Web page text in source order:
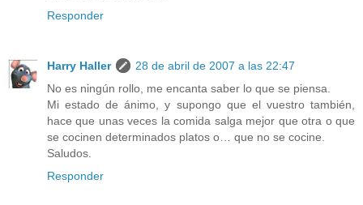
Responder
Harry Haller
28 de abril de 2007 a las 22:47
No es ningún rollo, me encanta saber lo que se piensa.
Mi estado de ánimo, y supongo que el vuestro también,
hace que unas veces la comida salga mejor que otra o que
se cocinen determinados platos o… que no se cocine.
Saludos.
Responder